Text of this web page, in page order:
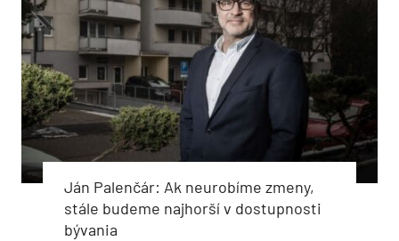
Ján Palenčár: Ak neurobíme zmeny,
stále budeme najhorší v dostupnosti
bývania